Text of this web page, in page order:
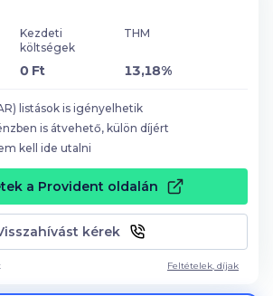
Kezdeti
költségek
0 Ft
THM
13,18%
listások is igényelhetik
is átvehető, külön díjért
kell ide utalni
a Provident oldalán
kérek
Feltételek, díjak